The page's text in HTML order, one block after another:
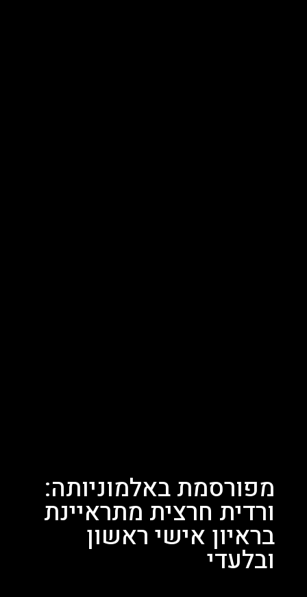
מפורסמת באלמוניותה:
ורדית חרצית מתראיינת
בראיון אישי ראשון
ובלעדי